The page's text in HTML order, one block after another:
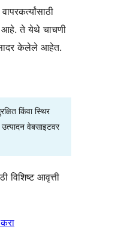
आहे. ते येथे चाचणी
सादर केलेले आहेत.
किंवा स्थिर
वेबसाइटवर
विशिष्ट आवृत्ती